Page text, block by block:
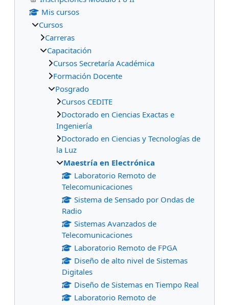
Mis cursos
Cursos
Carreras
Capacitación
Cursos Secretaría Académica
Formación Docente
Posgrado
Cursos CEDITE
Doctorado en Ciencias Exactas e
Ingeniería
Doctorado en Ciencias y Tecnologías de
la Luz
Maestría en Electrónica
Laboratorio Remoto de
Telecomunicaciones
Sistema de Sensado por Ondas de
Radio
Sistemas Avanzados de
Telecomunicaciones
Laboratorio Remoto de FPGA
Diseño de alto nivel de Sistemas
Digitales
Diseño de Sistemas en Tiempo Real
Laboratorio Remoto de